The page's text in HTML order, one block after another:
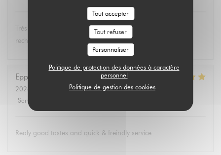
Tout accepter
Tout refuser
Personnaliser
Politique de protection des données à caractère
personnel
Politique de gestion des cookies
Très bon et service très agréable. Même mon père (qui
rechigne un peu sur le vegan) a adoré les lasagnes !
Eppo
2026-08-01
- 19:30 - Couverts 4
Service
Realy good tastes and quick & freindly service.